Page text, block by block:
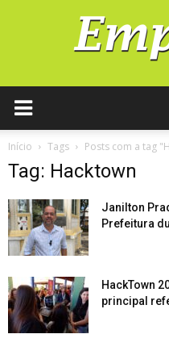
Início Tags Posts com a tag
Tag: Hacktown
Janilton
Prefeitura
HackTown
principal